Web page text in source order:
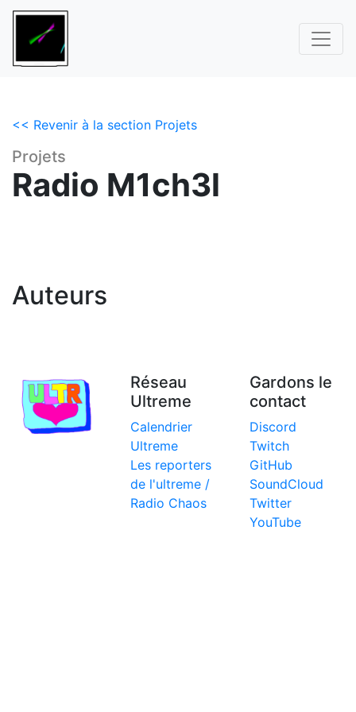
<< Revenir à la section Projets
Projets
Radio M1ch3l
Auteurs
Réseau
Ultreme
Calendrier
Ultreme
Les reporters
de l'ultreme /
Radio Chaos
Gardons le
contact
Discord
Twitch
GitHub
SoundCloud
Twitter
YouTube